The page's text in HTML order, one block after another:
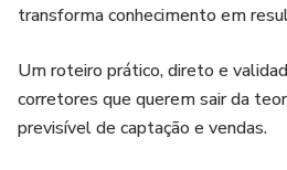
transforma conhecimento em
Um roteiro prático, direto e
corretores que querem sair da
previsível de captação e vendas.